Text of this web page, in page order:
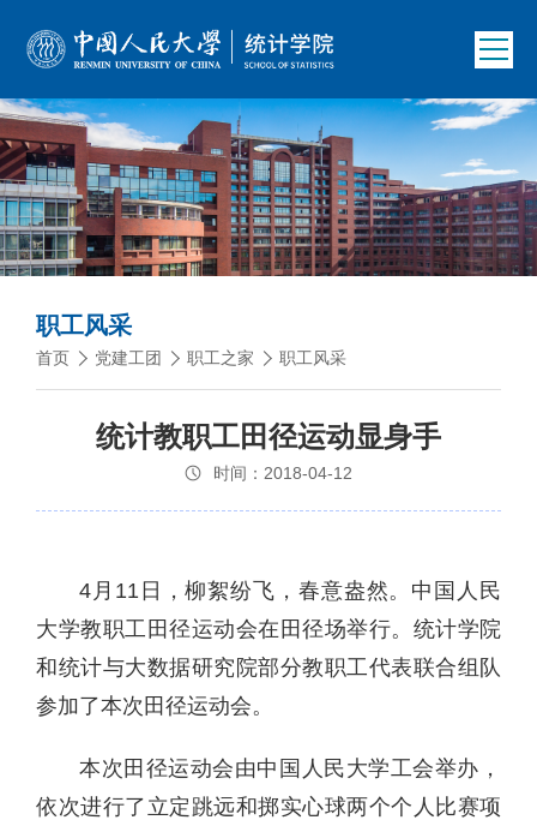
职工风采
首页 党建工团 职工之家 职工风采
统计教职工田径运动显身手
时间：2018-04-12
4月 11 日，柳絮纷飞，春意盎然。中国人民
大学教职工田径运动会在田径场举行。统计学院
和统计与大数据研究院部分教职工代表联合组队
参加了本次田径运动会。
本次田径运动会由中国人民大学工会举办，
依次进行了立定跳远和掷实心球两个个人比赛项